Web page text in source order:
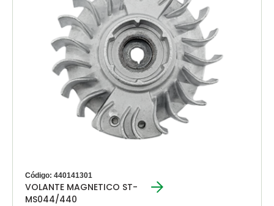
Código: 440141301
VOLANTE MAGNETICO ST-
MS044/440